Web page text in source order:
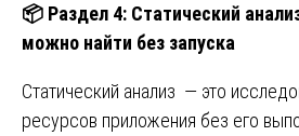
📦 Раздел 4: Статический
можно найти без запуска
Статический анализ — это
ресурсов приложения без его